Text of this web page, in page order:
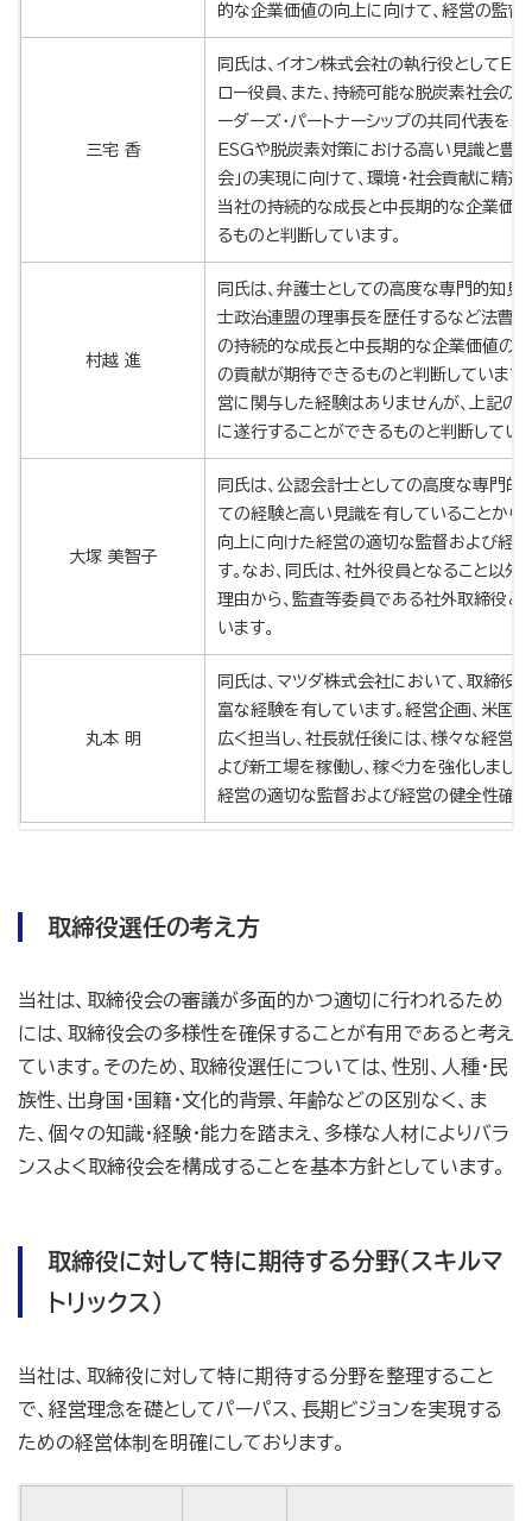
的な企業価値の向上に向けて、経営の監督
三宅 香
同氏は、イオン株式会社の執行役として
ロー役員、また、持続可能な脱炭素社会
ーダーズ・パートナーシップの共同代表を務
ESGや脱炭素対策における高い見識と豊
会」の実現に向けて、環境・社会貢献に精
当社の持続的な成長と中長期的な企業価
るものと判断しています。
村越 進
同氏は、弁護士としての高度な専門的知
士政治連盟の理事長を歴任するなど法曹界
の持続的な成長と中長期的な企業価値の
の貢献が期待できるものと判断しています
営に関与した経験はありませんが、上記
に遂行することができるものと判断してい
大塚 美智子
同氏は、公認会計士としての高度な専門的
ての経験と高い見識を有していることか
向上に向けた経営の適切な監督および経
す。なお、同氏は、社外役員となること以
理由から、監査等委員である社外取締役
います。
丸本 明
同氏は、マツダ株式会社において、取締
富な経験を有しています。経営企画、米国
広く担当し、社長就任後には、様々な経営
よび新工場を稼働し、稼ぐ力を強化しま
経営の適切な監督および経営の健全性確
取締役選任の考え方
当社は、取締役会の審議が多面的かつ適切に行われるため
には、取締役会の多様性を確保することが有用であると考え
ています。そのため、取締役選任については、性別、人種・民
族性、出身国・国籍・文化的背景、年齢などの区別なく、ま
た、個々の知識・経験・能力を踏まえ、多様な人材によりバラ
ンスよく取締役会を構成することを基本方針としています。
取締役に対して特に期待する分野（スキルマ
トリックス）
当社は、取締役に対して特に期待する分野を整理すること
で、経営理念を礎としてパーパス、長期ビジョンを実現する
ための経営体制を明確にしております。